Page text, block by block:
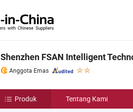
Shenzhen FSAN Intelligent
Anggota Emas
Produk Tentang Kami